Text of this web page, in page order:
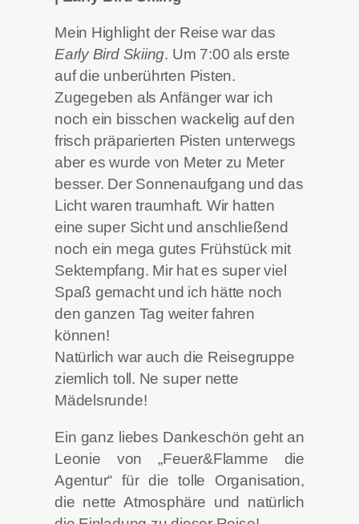
Mein Highlight der Reise war das
Early Bird Skiing. Um 7:00 als erste
auf die unberührten Pisten.
Zugegeben als Anfänger war ich
noch ein bisschen wackelig auf den
frisch präparierten Pisten unterwegs
aber es wurde von Meter zu Meter
besser. Der Sonnenaufgang und das
Licht waren traumhaft. Wir hatten
eine super Sicht und anschließend
noch ein mega gutes Frühstück mit
Sektempfang. Mir hat es super viel
Spaß gemacht und ich hätte noch
den ganzen Tag weiter fahren
können!
Natürlich war auch die Reisegruppe
ziemlich toll. Ne super nette
Mädelsrunde!
Ein ganz liebes Dankeschön geht an
Leonie von „Feuer&Flamme die
Agentur“ für die tolle Organisation,
die nette Atmosphäre und natürlich